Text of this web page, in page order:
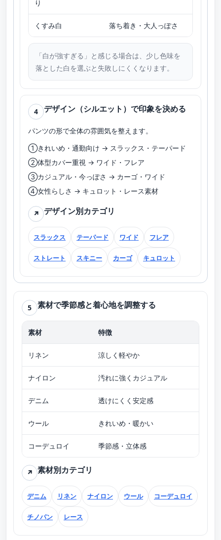
り
くすみ白 落ち着き・大人っぽさ
「白が強すぎる」と感じる場合は、少し色味を
落とした白を選ぶと失敗しにくくなります。
4 デザイン（シルエット）で印象を決める
パンツの形で全体の雰囲気を整えます。
①きれいめ・通勤向け → スラックス・テーパード
②体型カバー重視 → ワイド・フレア
③カジュアル・今っぽさ → カーゴ・ワイド
④女性らしさ → キュロット・レース素材
↗ デザイン別カテゴリ
スラックス テーパード ワイド フレア
ストレート スキニー カーゴ キュロット
5 素材で季節感と着心地を調整する
素材 特徴
リネン 涼しく軽やか
ナイロン 汚れに強くカジュアル
デニム 透けにくく安定感
ウール きれいめ・暖かい
コーデュロイ 季節感・立体感
↗ 素材別カテゴリ
デニム リネン ナイロン ウール コーデュロイ
チノパン レース